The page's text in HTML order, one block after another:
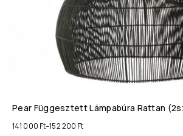
Pear Függesztett Lámpabúra Rattan
141 000 Ft–152 200 Ft